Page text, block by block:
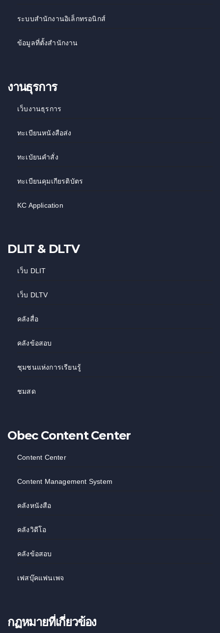
ระบบสำนักงานอิเล็กทรอนิกส์
ข้อมูลที่ตั้งสำนักงาน
งานธุรการ
เว็บงานธุรการ
ทะเบียนหนังสือส่ง
ทะเบัยนคำสั่ง
ทะเบียนคุมเกียรติบัตร
KC Application
DLIT & DLTV
เว็บ DLIT
เว็บ DLTV
คลังสื่อ
คลังข้อสอบ
ชุมชนแห่งการเรียนรู้
ชมสด
Obec Content Center
Content Center
Content Management System
คลังหนังสือ
คลังวิดีโอ
คลังข้อสอบ
เฟสบุ๊คแฟนเพจ
กฏหมายที่เกี่ยวข้อง